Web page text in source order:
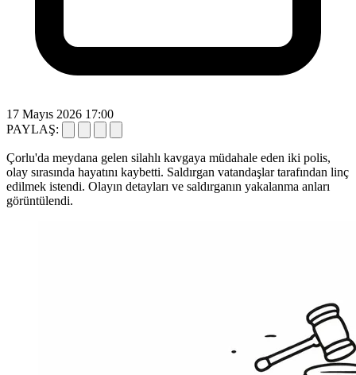
17 Mayıs 2026 17:00
PAYLAŞ:
Çorlu'da meydana gelen silahlı kavgaya müdahale eden iki polis,
olay sırasında hayatını kaybetti. Saldırgan vatandaşlar tarafından linç
edilmek istendi. Olayın detayları ve saldırganın yakalanma anları
görüntülendi.